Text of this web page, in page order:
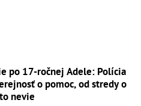
po 17-ročnej Adele: Polícia
o pomoc, od stredy o
nevie